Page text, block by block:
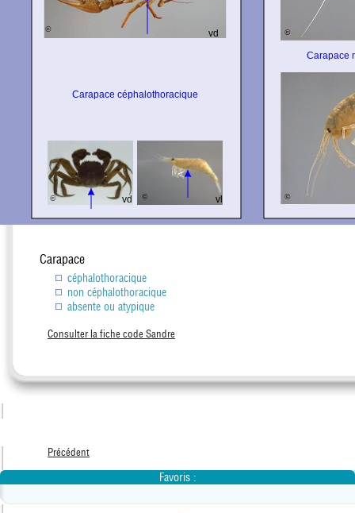
Carapace
céphalothoracique
non céphalothoracique
absente ou atypique
Consulter la fiche code Sandre
Précédent
Favoris :